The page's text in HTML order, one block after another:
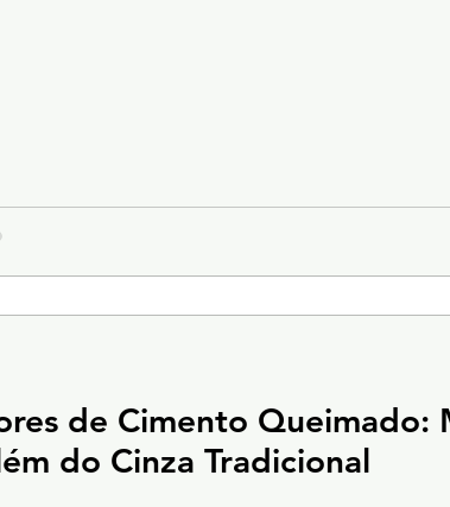
de Cimento Queimado:
do Cinza Tradicional